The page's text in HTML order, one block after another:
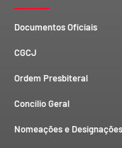
Documentos Oficiais
CGCJ
Ordem Presbiteral
Concílio Geral
Nomeações e Designações